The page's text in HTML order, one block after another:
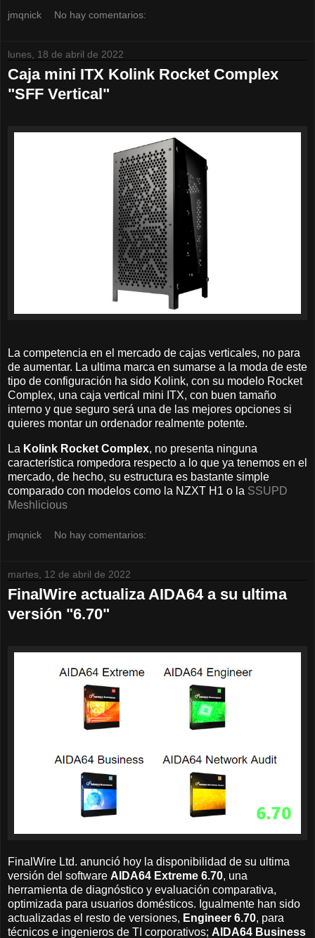
jmqnick No hay comentarios:
lunes, 18 de abril de 2022
Caja mini ITX Kolink Rocket Complex
"SFF Vertical"
La competencia en el mercado de cajas verticales, no para
de aumentar. La ultima marca en sumarse a la moda de este
tipo de configuración ha sido Kolink, con su modelo Rocket
Complex, una caja vertical mini ITX, con buen tamaño
interno y que seguro será una de las mejores opciones si
quieres montar un ordenador realmente potente.
La Kolink Rocket Complex, no presenta ninguna
característica rompedora respecto a lo que ya tenemos en el
mercado, de hecho, su estructura es bastante simple
comparado con modelos como la NZXT H1 o la SSUPD
Meshlicious
jmqnick No hay comentarios:
martes, 12 de abril de 2022
FinalWire actualiza AIDA64 a su ultima
versión "6.70"
FinalWire Ltd. anunció hoy la disponibilidad de su ultima
versión del software AIDA64 Extreme 6.70, una
herramienta de diagnóstico y evaluación comparativa,
optimizada para usuarios domésticos. Igualmente han sido
actualizadas el resto de versiones, Engineer 6.70, para
técnicos e ingenieros de TI corporativos; AIDA64 Business